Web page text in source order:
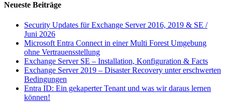
Neueste Beiträge
Security Updates für Exchange Server 2016, 2019 & SE /
Juni 2026
Microsoft Entra Connect in einer Multi Forest Umgebung
ohne Vertrauensstellung
Exchange Server SE – Installation, Konfiguration & Facts
Exchange Server 2019 – Disaster Recovery unter erschwerten
Bedingungen
Entra ID: Ein gekaperter Tenant und was wir daraus lernen
können!